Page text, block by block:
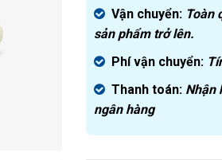
Vận chuyển: Toàn
sản phẩm trở lên.
Phí vận chuyển:
Thanh toán: Nhận
ngân hàng